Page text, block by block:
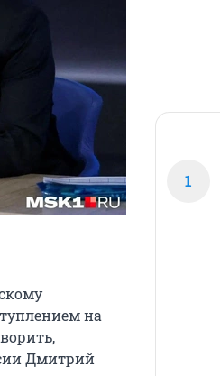
на
Дмитрий
1